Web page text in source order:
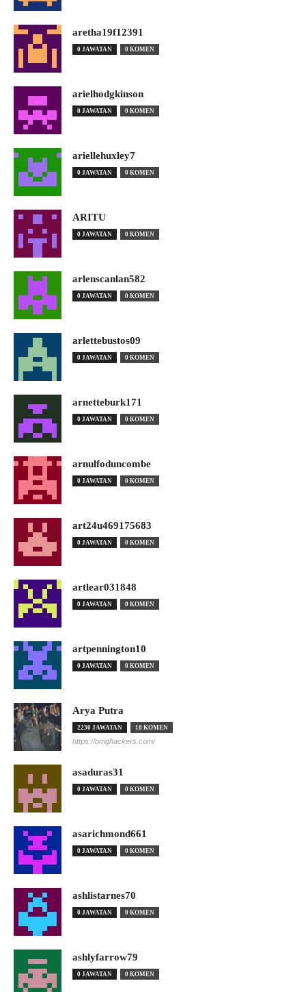
aretha19f12391
0 JAWATAN 0 KOMEN
arielhodgkinson
0 JAWATAN 0 KOMEN
ariellehuxley7
0 JAWATAN 0 KOMEN
ARITU
0 JAWATAN 0 KOMEN
arlenscanlan582
0 JAWATAN 0 KOMEN
arlettebustos09
0 JAWATAN 0 KOMEN
arnetteburk171
0 JAWATAN 0 KOMEN
arnulfoduncombe
0 JAWATAN 0 KOMEN
art24u469175683
0 JAWATAN 0 KOMEN
artlear031848
0 JAWATAN 0 KOMEN
artpennington10
0 JAWATAN 0 KOMEN
Arya Putra
2230 JAWATAN 18 KOMEN
https://omghackers.com/
asaduras31
0 JAWATAN 0 KOMEN
asarichmond661
0 JAWATAN 0 KOMEN
ashlistarnes70
0 JAWATAN 0 KOMEN
ashlyfarrow79
0 JAWATAN 0 KOMEN